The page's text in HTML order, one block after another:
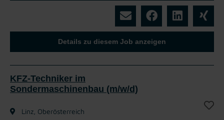
Details zu diesem Job anzeigen
KFZ-Techniker im
Sondermaschinenbau (m/w/d)
Linz, Oberösterreich